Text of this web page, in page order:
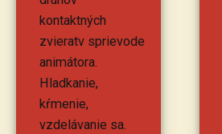
kontaktných
zvieratv sprievode
animátora.
Hladkanie,
kŕmenie,
vzdelávanie sa.